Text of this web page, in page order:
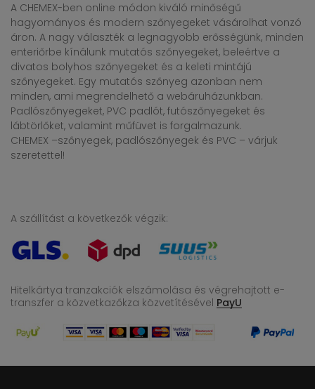
A CHEMEX-ben online módon kiváló minőségű
hagyományos és modern szőnyegeket vásárolhat vonzó
áron. A nagy választék a legnagyobb erősségünk, minden
enteriőrbe kínálunk mutatós szőnyegeket, beleértve a
divatos bolyhos szőnyegeket és a keleti mintájú
szőnyegeket. Egy mutatós szőnyeg azonban nem
minden, ami megrendelhető a webáruházunkban.
Padlószőnyegeket, PVC padlót, futószőnyegeket és
lábtörlőket, valamint műfüvet is forgalmazunk.
CHEMEX –szőnyegek, padlószőnyegek és PVC – várjuk
szeretettel!
A szállítást a következők végzik:
Hitelkártya tranzakciók elszámolása és végrehajtott e-
transzfer a közvetkazőkza közvetítésével PayU